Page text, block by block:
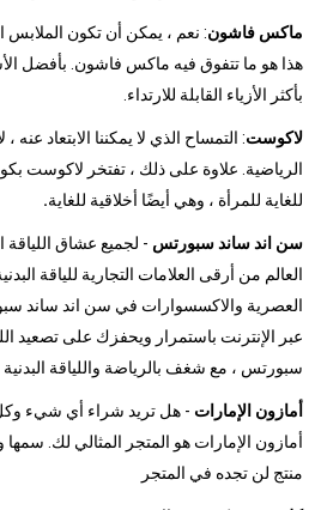
ماكس فاشون: نعم ، يمكن أن تكون الملابس
هذا هو ما تتفوق فيه ماكس فاشون. بأفضل
بأكثر الأزياء القابلة للارتداء.
لاكوست: التمساح الذي لا يمكننا الابتعاد
الرياضية. علاوة على ذلك ، تفتخر لاكوست
للغاية للمرأة ، وهي أيضًا أخلاقية للغاية.
سن اند ساند سبورتس - لجميع عشاق اللياقة
العالم من أرقى العلامات التجارية للياقة
العصرية والاكسسوارات في سن اند ساند
عبر الإنترنت باستمرار ويحفزك على تصعيد
سبورتس ، مع شغف بالرياضة واللياقة البدنية
أمازون الإمارات - هل تريد شراء أي شيء
أمازون الإمارات هو المتجر المثالي لك. سمها
منتج لن تجده في المتجر